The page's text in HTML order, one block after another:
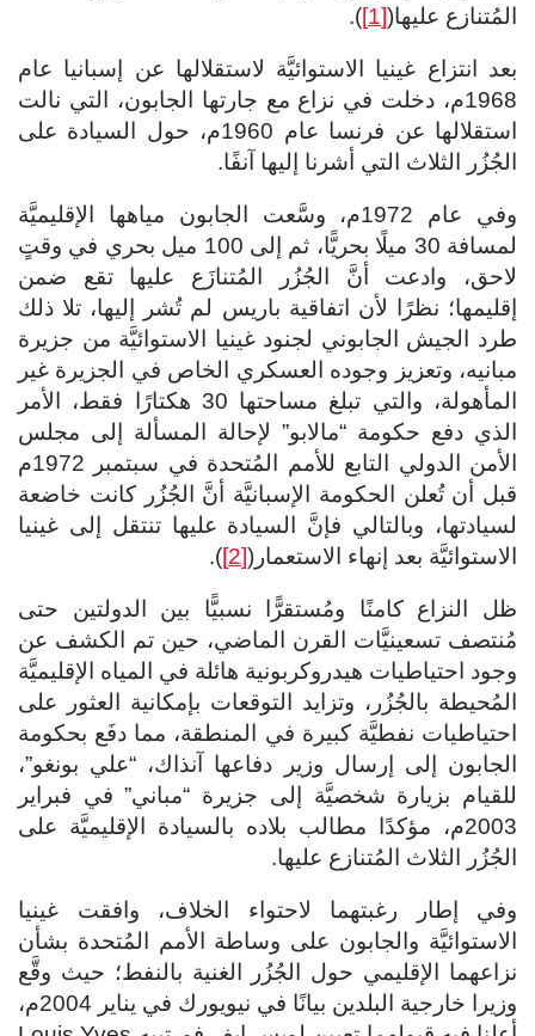
المُتنازع عليها([1]
).
بعد انتزاع غينيا الاستوائيَّة لاستقلالها عن إسبانيا عام
1968م، دخلت في نزاع مع جارتها الجابون، التي نالت
استقلالها عن فرنسا عام 1960م، حول السيادة على
الجُزُر الثلاث التي أشرنا إليها آنفًا.
وفي عام 1972م، وسَّعت الجابون مياهها الإقليميَّة
لمسافة 30 ميلًا بحريًّا، ثم إلى 100 ميل بحري في وقتٍ
لاحق، وادعت أنَّ الجُزُر المُتنازَع عليها تقع ضمن
إقليمها؛ نظرًا لأن اتفاقية باريس لم تُشر إليها، تلا ذلك
طرد الجيش الجابوني لجنود غينيا الاستوائيَّة من جزيرة
مبانيه، وتعزيز وجوده العسكري الخاص في الجزيرة غير
المأهولة، والتي تبلغ مساحتها 30 هكتارًا فقط، الأمر
الذي دفع حكومة “مالابو” لإحالة المسألة إلى مجلس
الأمن الدولي التابع للأمم المُتحدة في سبتمبر 1972م
قبل أن تُعلن الحكومة الإسبانيَّة أنَّ الجُزُر كانت خاضعة
لسيادتها، وبالتالي فإنَّ السيادة عليها تنتقل إلى غينيا
الاستوائيَّة بعد إنهاء الاستعمار([2]
).
ظل النزاع كامنًا ومُستقرًّا نسبيًّا بين الدولتين حتى
مُنتصف تسعينيَّات القرن الماضي، حين تم الكشف عن
وجود احتياطيات هيدروكربونية هائلة في المياه الإقليميَّة
المُحيطة بالجُزُر، وتزايد التوقعات بإمكانية العثور على
احتياطيات نفطيَّة كبيرة في المنطقة، مما دفَع بحكومة
الجابون إلى إرسال وزير دفاعها آنذاك، “علي بونغو”،
للقيام بزيارة شخصيَّة إلى جزيرة “مباني” في فبراير
2003م، مؤكدًا مطالب بلاده بالسيادة الإقليميَّة على
الجُزُر الثلاث المُتنازع عليها.
وفي إطار رغبتهما لاحتواء الخلاف، وافقت غينيا
الاستوائيَّة والجابون على وساطة الأمم المُتحدة بشأن
نزاعهما الإقليمي حول الجُزُر الغنية بالنفط؛ حيث وقَّع
وزيرا خارجية البلدين بيانًا في نيويورك في يناير 2004م،